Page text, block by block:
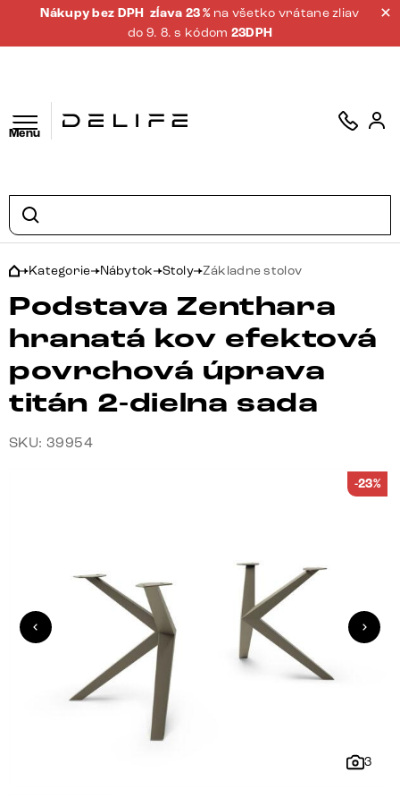
Nákupy bez DPH zĺava 23 % na všetko vrátane zliav
do 9. 8. s kódom 23DPH
Menu
Kategorie Nábytok Stoly Základne stolov
Podstava Zenthara
hranatá kov efektová
povrchová úprava
titán 2-dielna sada
SKU: 39954
3
-23%